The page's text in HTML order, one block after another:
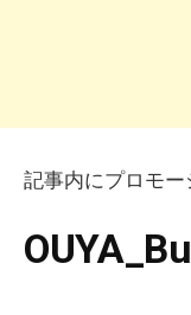
記事内にプロモ